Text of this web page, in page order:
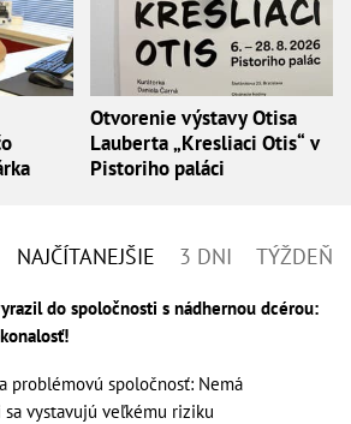
Otvorenie výstavy Otisa
Lauberta „Kresliaci Otis“ v
Pistoriho paláci
NAJČÍTANEJŠIE 3 DNI TÝŽDEŇ
do spoločnosti s nádhernou dcérou:
problémovú spoločnosť: Nemá
vystavujú veľkému riziku